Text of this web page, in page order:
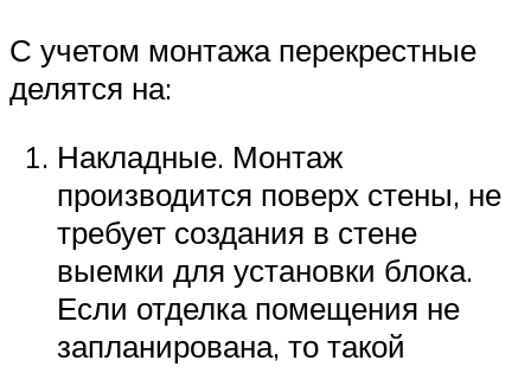
С учетом монтажа перекрестные
делятся на:
Накладные. Монтаж
производится поверх стены, не
требует создания в стене
выемки для установки блока.
Если отделка помещения не
запланирована, то такой